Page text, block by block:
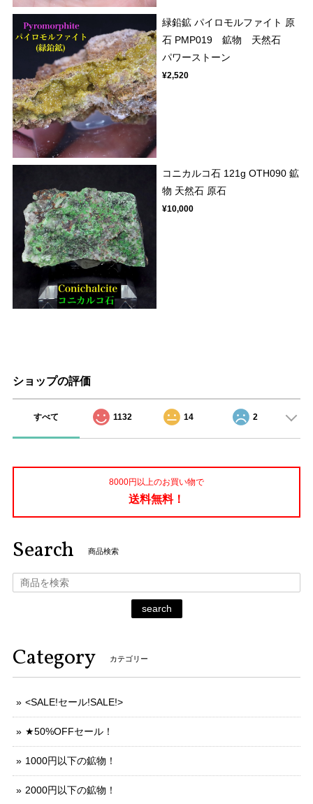
緑鉛鉱 パイロモルファイト 原
石 PMP019 鉱物 天然石
パワーストーン
¥2,520
コニカルコ石 121g OTH090 鉱
物 天然石 原石
¥10,000
ショップの評価
すべて 1132 14 2
8000円以上のお買い物で
送料無料！
Search 商品検索
search
Category カテゴリー
<SALE!セール!SALE!>
★50%OFFセール！
1000円以下の鉱物！
2000円以下の鉱物！